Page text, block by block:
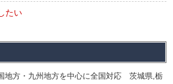
たい
地方・九州地方を中心に全国対応 茨城県,栃